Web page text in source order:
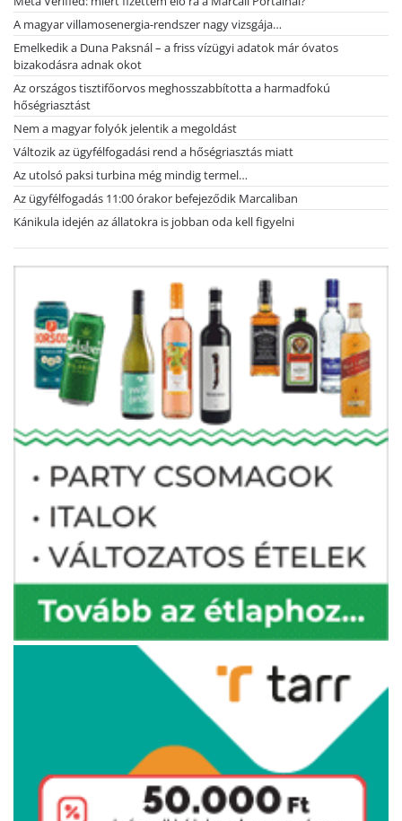
A magyar villamosenergia-rendszer nagy vizsgája…
Emelkedik a Duna Paksnál – a friss vízügyi adatok már óvatos
bizakodásra adnak okot
Az országos tisztifőorvos meghosszabbította a harmadfokú
hőségriasztást
Nem a magyar folyók jelentik a megoldást
Változik az ügyfélfogadási rend a hőségriasztás miatt
Az utolsó paksi turbina még mindig termel…
Az ügyfélfogadás 11:00 órakor befejeződik Marcaliban
Kánikula idején az állatokra is jobban oda kell figyelni